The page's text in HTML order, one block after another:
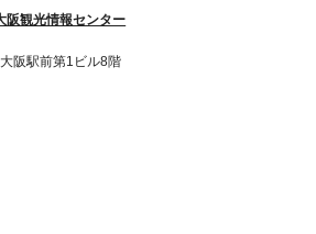
阪観光情報センター
阪駅前第1ビル8階